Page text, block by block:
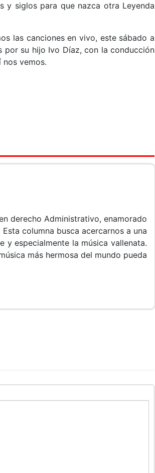
y siglos para que nazca otra Leyenda
las canciones en vivo, este sábado a
por su hijo Ivo Díaz, con la conducción
vemos.
derecho Administrativo, enamorado
columna busca acercarnos a una
especialmente la música vallenata.
más hermosa del mundo pueda